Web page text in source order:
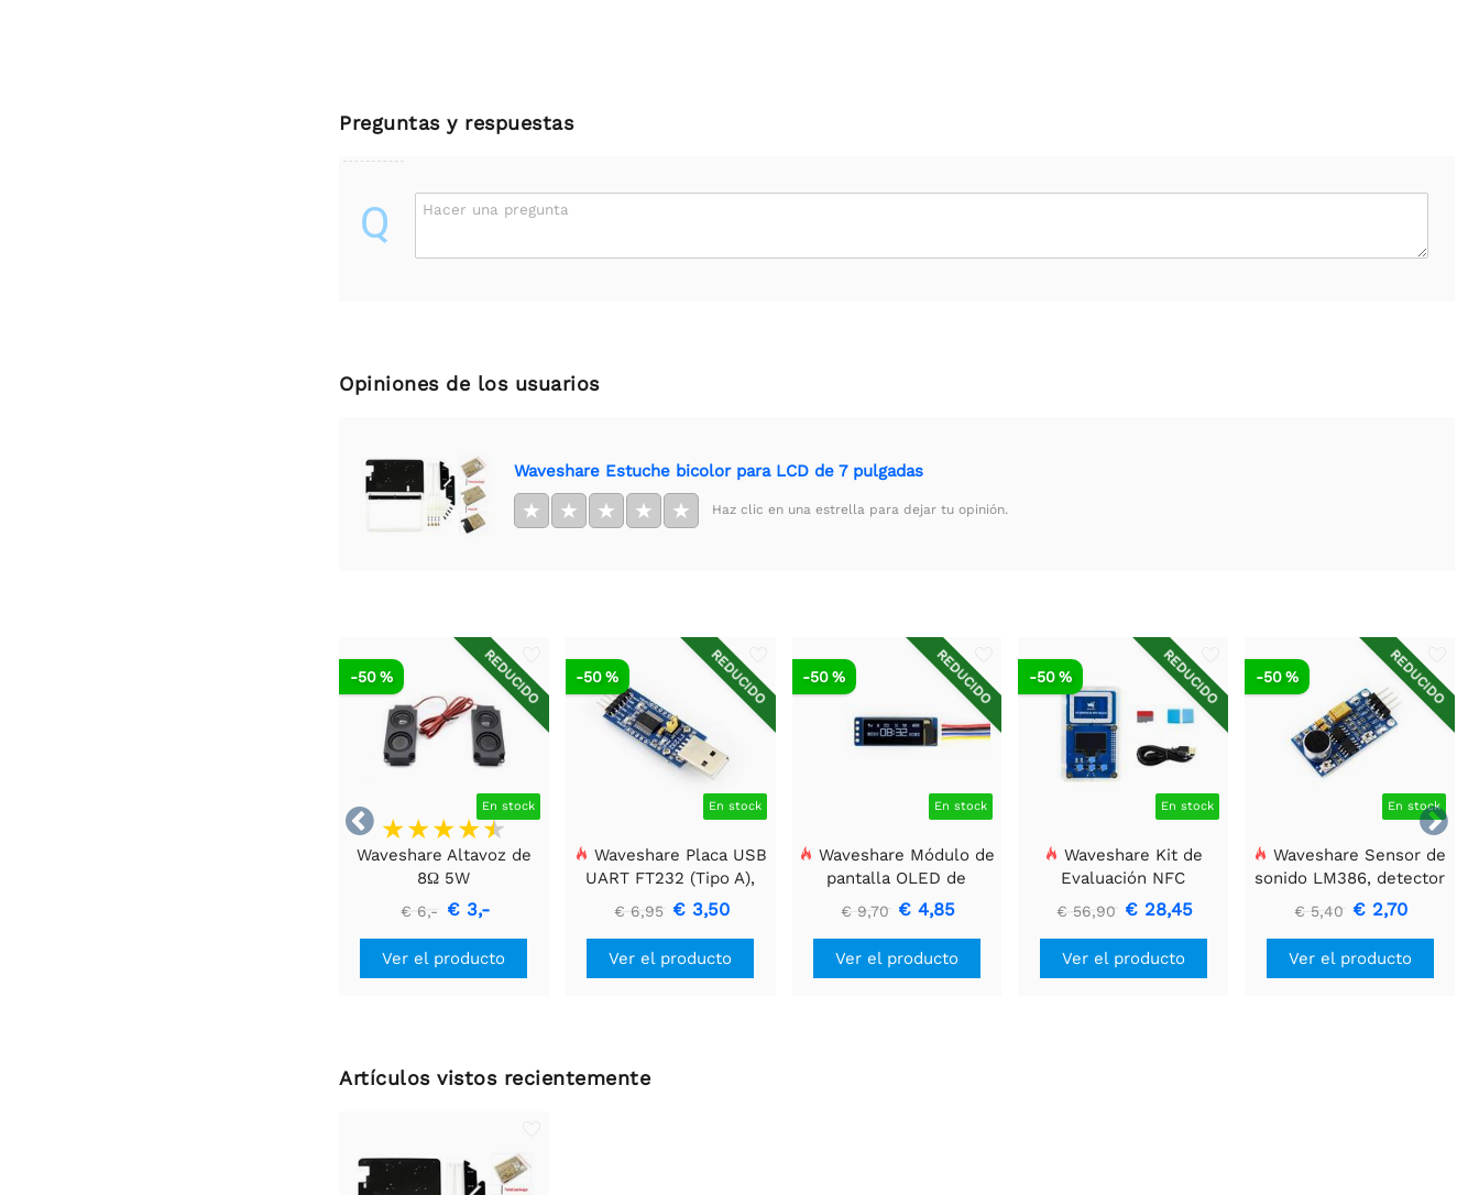
Preguntas y respuestas
Q Hacer una pregunta
Opiniones de los usuarios
Waveshare Estuche bicolor para LCD de 7 pulgadas
★ ★ ★ ★ ★ Haz clic en una estrella para dejar tu opinión.


REDUCIDO
En stock
-50 %
Waveshare Altavoz de
8Ω 5W
€ 6,- € 3,-
Ver el producto
REDUCIDO
En stock
-50 %
Waveshare Placa USB
UART FT232 (Tipo A),
Módulo de
Comunicación USB a
TTL (UART)
€ 6,95 € 3,50
Ver el producto
REDUCIDO
En stock
-50 %
Waveshare Módulo de
pantalla OLED de
128x32, General de 0.91
pulgadas.
€ 9,70 € 4,85
Ver el producto
REDUCIDO
En stock
-50 %
Waveshare Kit de
Evaluación NFC
ST25R3911B, Lector NFC
+ Tarjeta TF + Cable
USB
€ 56,90 € 28,45
Ver el producto
REDUCIDO
En stock
-50 %
Waveshare Sensor de
sonido LM386, detector
de sonido, compatible
con Arduino.
€ 5,40 € 2,70
Ver el producto
Artículos vistos recientemente